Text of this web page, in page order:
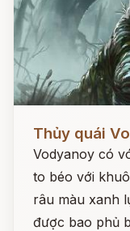
Thủy quái
Vodyanoy có
to béo với
râu màu xanh
được bao phủ